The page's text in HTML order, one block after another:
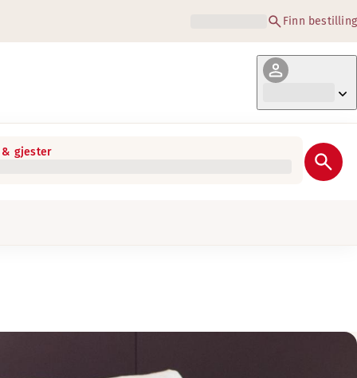
Finn bestilling
& gjester